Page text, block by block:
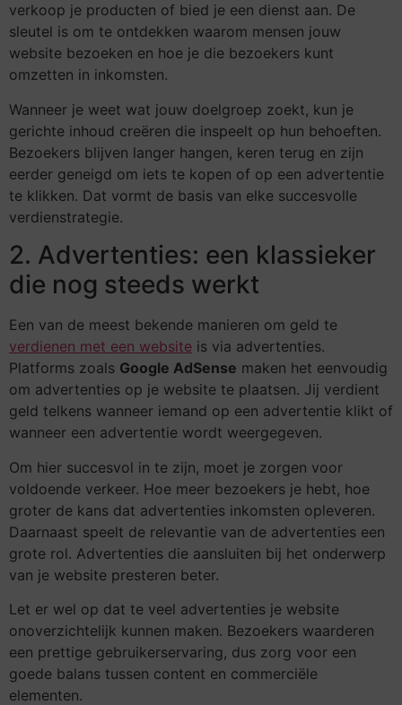
verkoop je producten of bied je een dienst aan. De
sleutel is om te ontdekken waarom mensen jouw
website bezoeken en hoe je die bezoekers kunt
omzetten in inkomsten.
Wanneer je weet wat jouw doelgroep zoekt, kun je
gerichte inhoud creëren die inspeelt op hun behoeften.
Bezoekers blijven langer hangen, keren terug en zijn
eerder geneigd om iets te kopen of op een advertentie
te klikken. Dat vormt de basis van elke succesvolle
verdienstrategie.
2. Advertenties: een klassieker
die nog steeds werkt
Een van de meest bekende manieren om geld te
verdienen met een website is via advertenties.
Platforms zoals Google AdSense maken het eenvoudig
om advertenties op je website te plaatsen. Jij verdient
geld telkens wanneer iemand op een advertentie klikt of
wanneer een advertentie wordt weergegeven.
Om hier succesvol in te zijn, moet je zorgen voor
voldoende verkeer. Hoe meer bezoekers je hebt, hoe
groter de kans dat advertenties inkomsten opleveren.
Daarnaast speelt de relevantie van de advertenties een
grote rol. Advertenties die aansluiten bij het onderwerp
van je website presteren beter.
Let er wel op dat te veel advertenties je website
onoverzichtelijk kunnen maken. Bezoekers waarderen
een prettige gebruikerservaring, dus zorg voor een
goede balans tussen content en commerciële
elementen.